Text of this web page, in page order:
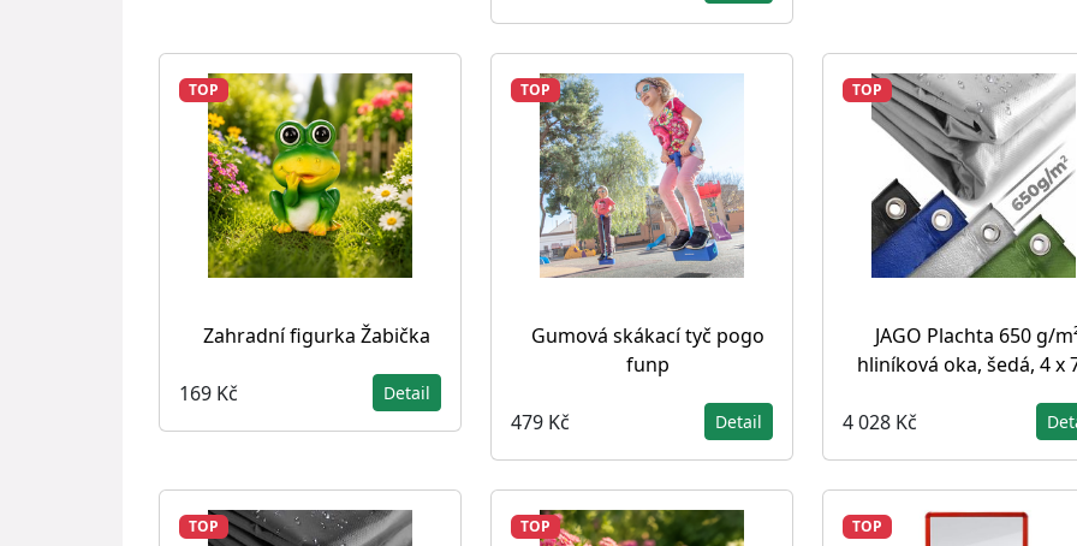
TOP
Zahradní figurka Žabička
169 Kč Detail
TOP
Gumová skákací tyč pogo
funp
479 Kč Detail
TOP
JAGO Plachta 650 g/
hliníková oka, šedá, 4 x
4 028 Kč
TOP TOP TOP